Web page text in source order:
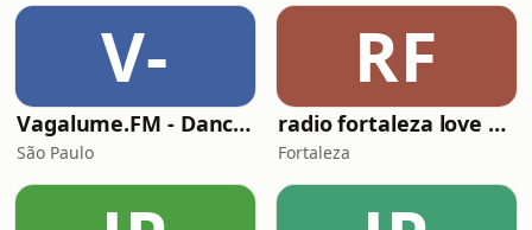
V-
Vagalume.FM - Dance Music
São Paulo
RF
radio fortaleza love song fm
Fortaleza